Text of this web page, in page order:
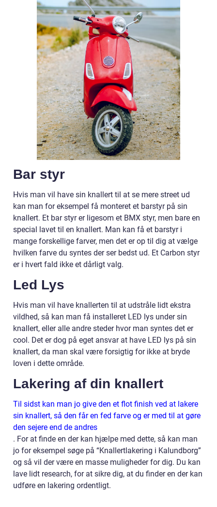
Bar styr
Hvis man vil have sin knallert til at se mere street ud
kan man for eksempel få monteret et barstyr på sin
knallert. Et bar styr er ligesom et BMX styr, men bare en
special lavet til en knallert. Man kan få et barstyr i
mange forskellige farver, men det er op til dig at vælge
hvilken farve du syntes der ser bedst ud. Et Carbon styr
er i hvert fald ikke et dårligt valg.
Led Lys
Hvis man vil have knallerten til at udstråle lidt ekstra
vildhed, så kan man få installeret LED lys under sin
knallert, eller alle andre steder hvor man syntes det er
cool. Det er dog på eget ansvar at have LED lys på sin
knallert, da man skal være forsigtig for ikke at bryde
loven i dette område.
Lakering af din knallert
Til sidst kan man jo give den et flot finish ved at lakere
sin knallert, så den får en fed farve og er med til at gøre
den sejere end de andres
. For at finde en der kan hjælpe med dette, så kan man
jo for eksempel søge på “Knallertlakering i Kalundborg”
og så vil der være en masse muligheder for dig. Du kan
lave lidt research, for at sikre dig, at du finder en der kan
udføre en lakering ordentligt.